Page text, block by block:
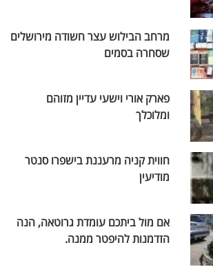
מרחב הבילוש עצר חשודה מירושלים
שסחרה בסמים
פארק אורי וישעי עדיין מזוהם
ומלוכלך
חווית קניה מרעננת בישפרו סנטר
מודיעין
אם מול ביתכם עומדת גרוטאה, הנה
הזדמנות להיפטר ממנה.